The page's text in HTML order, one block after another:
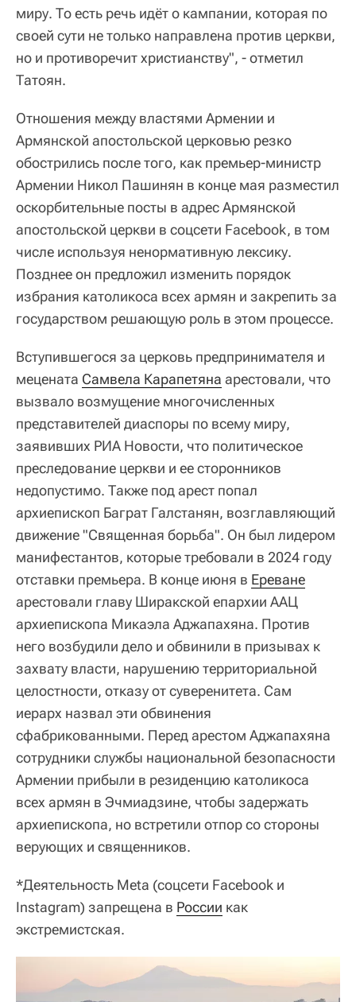
миру. То есть речь идёт о кампании, которая по
своей сути не только направлена против церкви,
но и противоречит христианству", - отметил
Татоян.
Отношения между властями Армении и
Армянской апостольской церковью резко
обострились после того, как премьер-министр
Армении Никол Пашинян в конце мая разместил
оскорбительные посты в адрес Армянской
апостольской церкви в соцсети Facebook, в том
числе используя ненормативную лексику.
Позднее он предложил изменить порядок
избрания католикоса всех армян и закрепить за
государством решающую роль в этом процессе.
Вступившегося за церковь предпринимателя и
мецената Самвела Карапетяна арестовали, что
вызвало возмущение многочисленных
представителей диаспоры по всему миру,
заявивших РИА Новости, что политическое
преследование церкви и ее сторонников
недопустимо. Также под арест попал
архиепископ Баграт Галстанян, возглавляющий
движение "Священная борьба". Он был лидером
манифестантов, которые требовали в 2024 году
отставки премьера. В конце июня в Ереване
арестовали главу Ширакской епархии ААЦ
архиепископа Микаэла Аджапахяна. Против
него возбудили дело и обвинили в призывах к
захвату власти, нарушению территориальной
целостности, отказу от суверенитета. Сам
иерарх назвал эти обвинения
сфабрикованными. Перед арестом Аджапахяна
сотрудники службы национальной безопасности
Армении прибыли в резиденцию католикоса
всех армян в Эчмиадзине, чтобы задержать
архиепископа, но встретили отпор со стороны
верующих и священников.
*Деятельность Meta (соцсети Facebook и
Instagram) запрещена в России как
экстремистская.